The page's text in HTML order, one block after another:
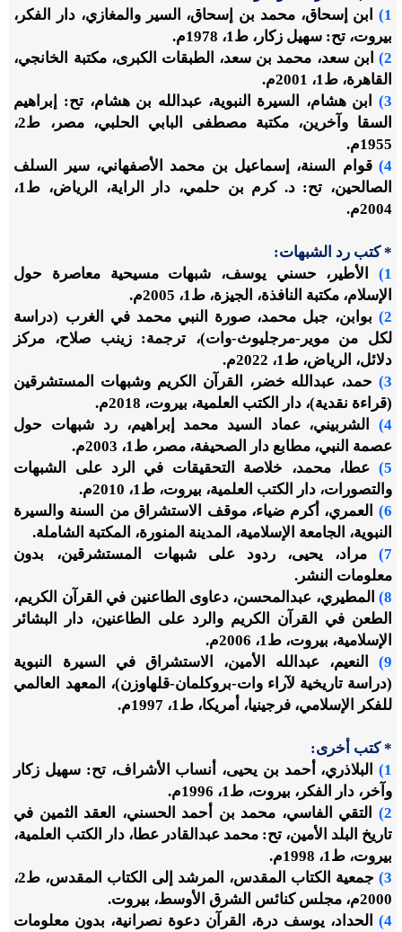
1)
ابن إسحاق، محمد بن إسحاق، السير والمغازي، دار الفكر،
بيروت، تح: سهيل زكار، ط1، 1978م.
2)
ابن سعد، محمد بن سعد، الطبقات الكبرى، مكتبة الخانجي،
القاهرة، ط1، 2001م.
3)
ابن هشام، السيرة النبوية، عبدالله بن هشام، تح: إبراهيم
السقا وآخرين، مكتبة مصطفى البابي الحلبي، مصر، ط2،
1955م.
4)
قوام السنة، إسماعيل بن محمد الأصفهاني، سير السلف
الصالحين، تح: د. كرم بن حلمي، دار الراية، الرياض، ط1،
2004م.
* كتب رد الشبهات:
1)
الأطير، حسني يوسف، شبهات مسيحية معاصرة حول
الإسلام، مكتبة النافذة، الجيزة، ط1، 2005م.
2)
بوابن، جبل محمد، صورة النبي محمد في الغرب (دراسة
لكل من موير-مرجليوث-وات)، ترجمة: زينب صلاح، مركز
دلائل، الرياض، ط1، 2022م.
3)
حمد، عبدالله خضر، القرآن الكريم وشبهات المستشرقين
(قراءة نقدية)، دار الكتب العلمية، بيروت، 2018م.
4)
الشربيني، عماد السيد محمد إبراهيم، رد شبهات حول
عصمة النبي، مطابع دار الصحيفة، مصر، ط1، 2003م.
5)
عطا، محمد، خلاصة التحقيقات في الرد على الشبهات
والتصورات، دار الكتب العلمية، بيروت، ط1، 2010م.
6)
العمري، أكرم ضياء، موقف الاستشراق من السنة والسيرة
النبوية، الجامعة الإسلامية، المدينة المنورة، المكتبة الشاملة.
7)
مراد، يحيى، ردود على شبهات المستشرقين، بدون
معلومات النشر.
8)
المطيري، عبدالمحسن، دعاوى الطاعنين في القرآن الكريم،
الطعن في القرآن الكريم والرد على الطاعنين، دار البشائر
الإسلامية، بيروت، ط1، 2006م.
9)
النعيم، عبدالله الأمين، الاستشراق في السيرة النبوية
(دراسة تاريخية لآراء وات-بروكلمان-قلهاوزن)، المعهد العالمي
للفكر الإسلامي، فرجينيا، أمريكا، ط1، 1997م.
* كتب أخرى:
1)
البلاذري، أحمد بن يحيى، أنساب الأشراف، تح: سهيل زكار
وآخر، دار الفكر، بيروت، ط1، 1996م.
2)
التقي الفاسي، محمد بن أحمد الحسني، العقد الثمين في
تاريخ البلد الأمين، تح: محمد عبدالقادر عطا، دار الكتب العلمية،
بيروت، ط1، 1998م.
3)
جمعية الكتاب المقدس، المرشد إلى الكتاب المقدس، ط2،
2000م، مجلس كنائس الشرق الأوسط، بيروت.
4)
الحداد، يوسف درة، القرآن دعوة نصرانية، بدون معلومات